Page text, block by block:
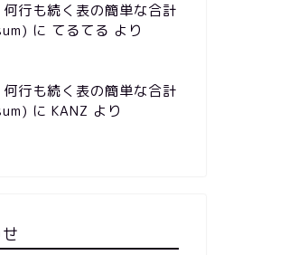
何行も続く表の簡単な合計
に てるてる より
何行も続く表の簡単な合計
に KANZ より